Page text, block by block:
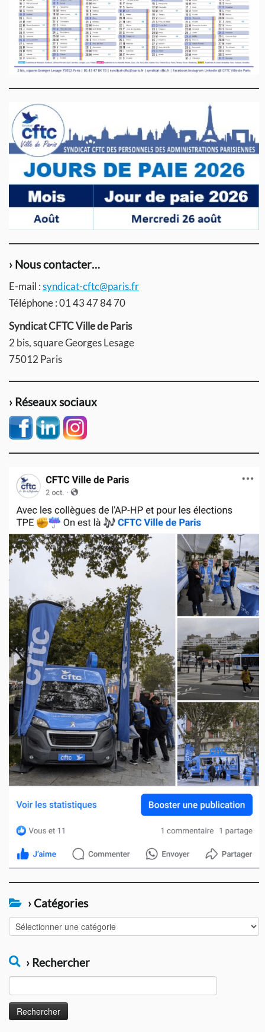
› Nous contacter…
E-mail :syndicat-cftc@paris.fr
Téléphone : 01 43 47 84 70
Syndicat CFTC Ville de Paris
2 bis, square Georges Lesage
75012 Paris
› Réseaux sociaux
› Catégories
Catégories
› Rechercher